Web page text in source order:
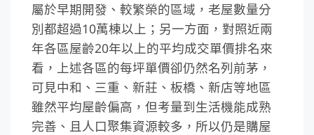
屬於早期開發、較繁榮的區域，老屋數量分
別都超過10萬棟以上；另一方面，對照近兩
年各區屋齡20年以上的平均成交單價排名來
看，上述各區的每坪單價卻仍然名列前茅，
可見中和、三重、新莊、板橋、新店等地區
雖然平均屋齡偏高，但考量到生活機能成熟
完善、且人口聚集資源較多，所以仍是購屋